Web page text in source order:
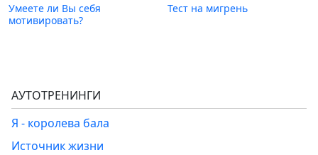
Умеете ли Вы себя
мотивировать?
Тест на мигрень
АУТОТРЕНИНГИ
Я - королева бала
Источник жизни